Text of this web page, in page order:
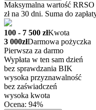
Maksymalna wartość
zł na 30 dni. Suma do
100 - 7 500 złKwota
3 000złDarmowa pożyczka
Pierwsza za darmo
Wypłata w ten sam dzień
bez sprawdzania BIK
wysoka przyznawalność
bez zaświadczeń
wysoka kwota
Ocena: 94%